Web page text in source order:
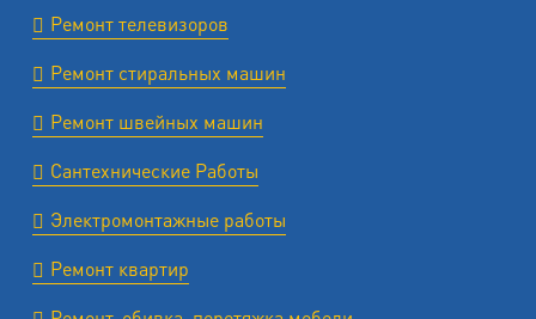
Ремонт телевизоров
Ремонт стиральных машин
Ремонт швейных машин
Сантехнические Работы
Электромонтажные работы
Ремонт квартир